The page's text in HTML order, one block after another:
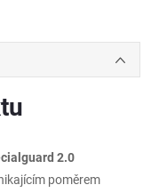
2.0
poměrem